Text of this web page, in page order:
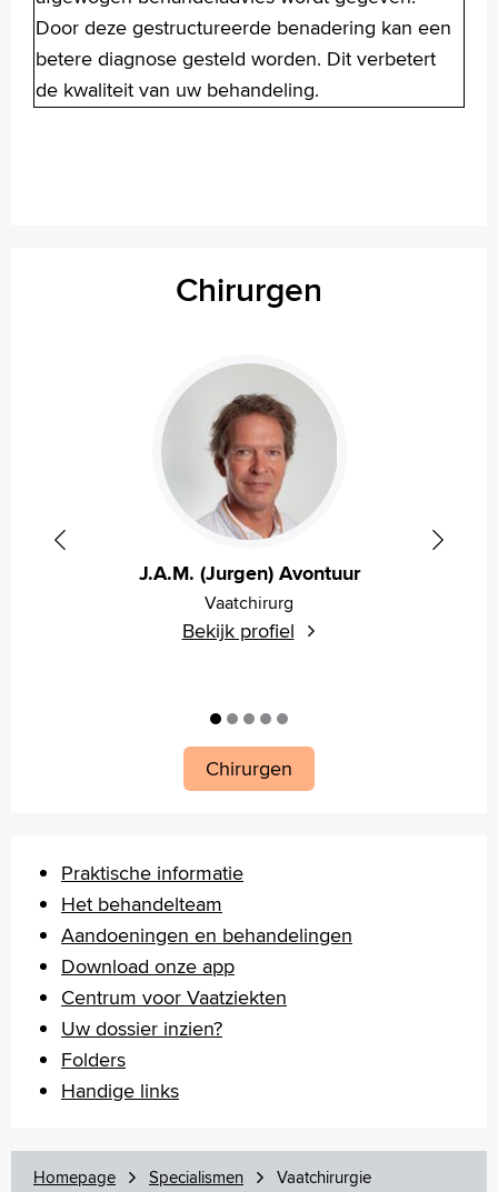
Door deze gestructureerde benadering kan een
betere diagnose gesteld worden. Dit verbetert
de kwaliteit van uw behandeling.
Chirurgen
J.A.M. (Jurgen) Avontuur
Vaatchirurg
Bekijk profiel
Chirurgen
Praktische informatie
Het behandelteam
Aandoeningen en behandelingen
Download onze app
Centrum voor Vaatziekten
Uw dossier inzien?
Folders
Handige links
Homepage Specialismen Vaatchirurgie